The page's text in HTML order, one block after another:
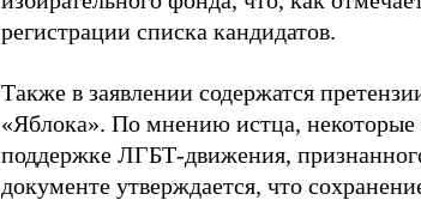
регистрации списка кандидатов.
Также в заявлении содержатся
«Яблока». По мнению истца, некоторые
поддержке ЛГБТ-движения,
документе утверждается, что